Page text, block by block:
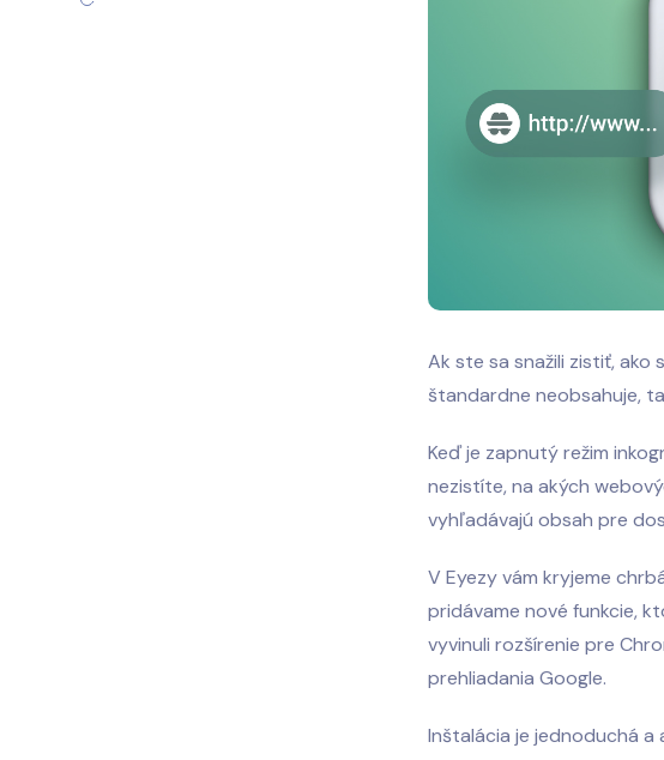
Ak ste sa snažili zistiť,
štandardne neobsahuje,
Keď je zapnutý režim
nezistíte, na akých
vyhľadávajú obsah pre
V Eyezy vám kryjeme
pridávame nové funkcie,
vyvinuli rozšírenie pre
prehliadania Google.
Inštalácia je jednoduchá a